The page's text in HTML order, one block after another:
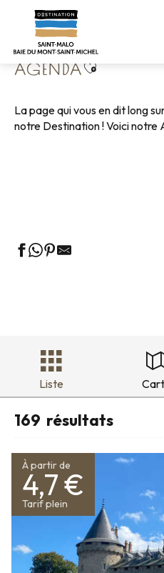
contenu
principal
Accueil Vivre comme chez
AGENDAAjouter aux
La page qui vous en dit long
notre Destination ! Voici notre
Liste
169 résultats
À partir de
4,7 €
Tarif plein